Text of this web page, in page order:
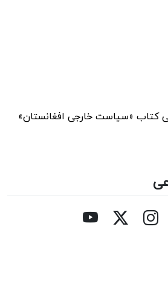
کتاب «سیاست خارجی افغانستان»